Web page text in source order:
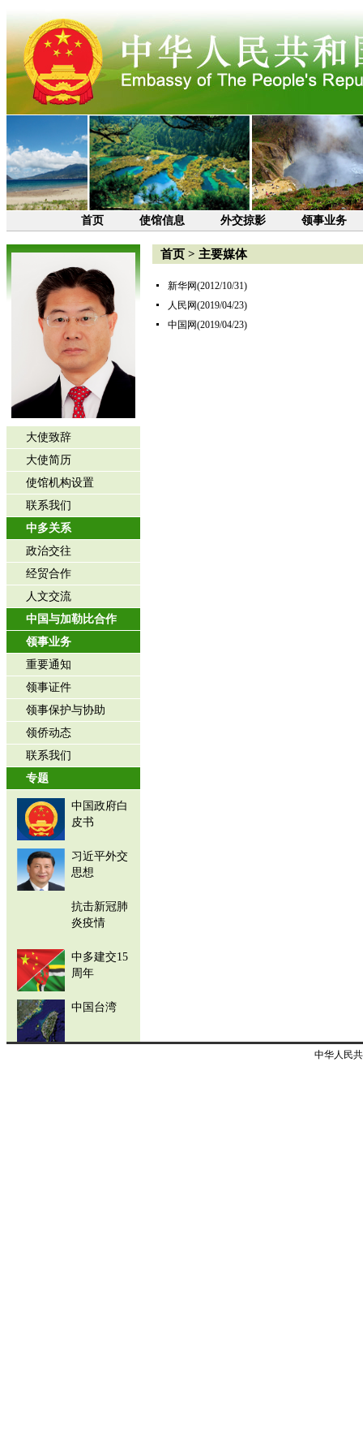
首页 使馆信息 外交掠影 领事业务
大使致辞
大使简历
使馆机构设置
联系我们
中多关系
政治交往
经贸合作
人文交流
中国与加勒比合作
领事业务
重要通知
领事证件
领事保护与协助
领侨动态
联系我们
专题
中国政府白
皮书
习近平外交
思想
抗击新冠肺
炎疫情
中多建交15
周年
中国台湾
首页 > 主要媒体
新华网(2012/10/31)
人民网(2019/04/23)
中国网(2019/04/23)
中华人民